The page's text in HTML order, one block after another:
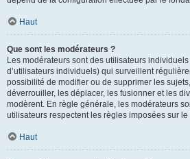
Haut
Que sont les modérateurs ?
Les modérateurs sont des utilisateurs
d’utilisateurs individuels) qui surveillent
possibilité de modifier ou de supprimer les
déverrouiller, les déplacer, les fusionner et les
modèrent. En règle générale, les modérateurs
utilisateurs respectent les règles imposées sur le
Haut